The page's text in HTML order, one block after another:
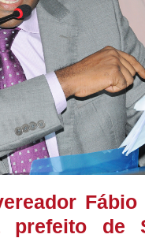
Fábio
prefeito de